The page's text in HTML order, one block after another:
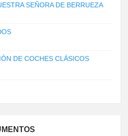
SEÑORA DE BERRUEZA
DE COCHES CLÁSICOS